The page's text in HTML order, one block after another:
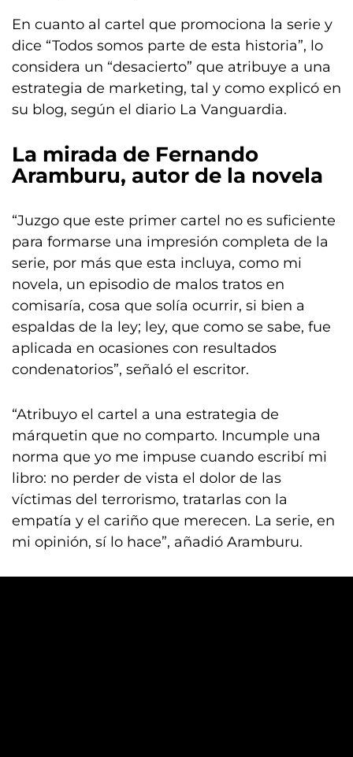
En cuanto al cartel que promociona la serie y
dice “Todos somos parte de esta historia”, lo
considera un “desacierto” que atribuye a una
estrategia de marketing, tal y como explicó en
su blog, según el diario La Vanguardia.
La mirada de Fernando
Aramburu, autor de la novela
“Juzgo que este primer cartel no es suficiente
para formarse una impresión completa de la
serie, por más que esta incluya, como mi
novela, un episodio de malos tratos en
comisaría, cosa que solía ocurrir, si bien a
espaldas de la ley; ley, que como se sabe, fue
aplicada en ocasiones con resultados
condenatorios”, señaló el escritor.
“Atribuyo el cartel a una estrategia de
márquetin que no comparto. Incumple una
norma que yo me impuse cuando escribí mi
libro: no perder de vista el dolor de las
víctimas del terrorismo, tratarlas con la
empatía y el cariño que merecen. La serie, en
mi opinión, sí lo hace”, añadió Aramburu.